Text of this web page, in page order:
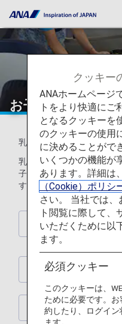
お子様向けのお食
乳幼児や小さなお子様向け
乳幼児向けのお食事（
子様向けのお食事（CHML
す。
特
乳幼児向けのお食事（
お子様向けのお食事（
クッキー
ANAホームページ
トをより快適にご
となるクッキーを
のクッキーの使用
に決めることがで
いくつかの機能が
あります。詳細は、
（Cookie）ポリシ
さい。 当社では
ト閲覧に際して、
いただくために以
ます。
必須クッキー
このクッキーは、
ために必要です。
約したり、ログイ